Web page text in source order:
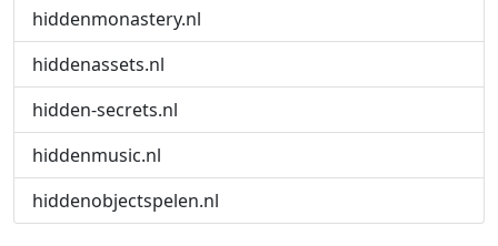
hiddenmonastery.nl
hiddenassets.nl
hidden-secrets.nl
hiddenmusic.nl
hiddenobjectspelen.nl